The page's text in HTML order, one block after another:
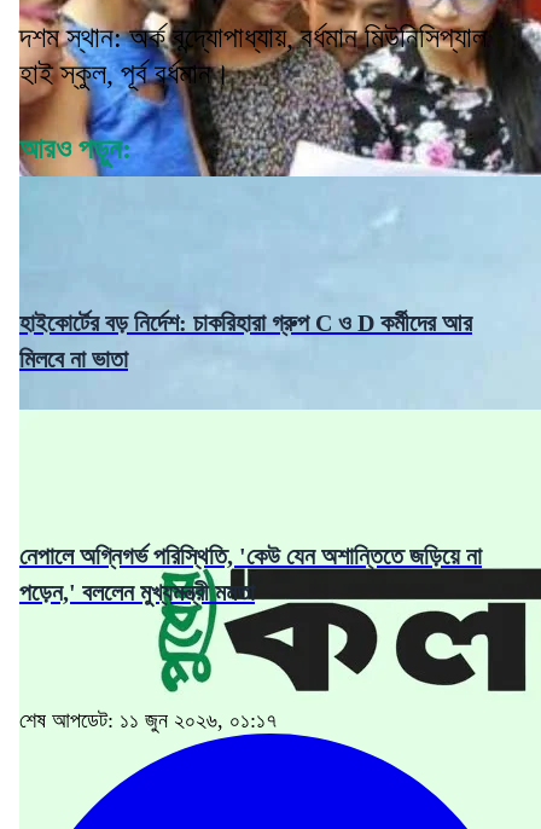
দশম স্থান: অর্ক বন্দ্যোপাধ্যায়, বর্ধমান মিউনিসিপ্যাল
হাই স্কুল, পূর্ব বর্ধমান।
আরও পড়ুন:
হাইকোর্টের বড় নির্দেশ: চাকরিহারা গ্রুপ C ও D কর্মীদের আর
মিলবে না ভাতা
নেপালে অগ্নিগর্ভ পরিস্থিতি, 'কেউ যেন অশান্তিতে জড়িয়ে না
পড়েন,' বললেন মুখ্যমন্ত্রী মমতা
শেষ আপডেট: ১১ জুন ২০২৬, ০১:১৭